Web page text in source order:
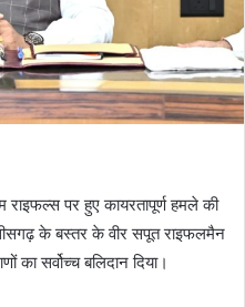
पर हुए कायरतापूर्ण हमले की
के बस्तर के वीर सपूत राइफलमैन
का सर्वोच्च बलिदान दिया।